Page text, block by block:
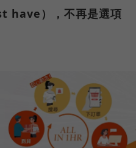
have），不再是選項